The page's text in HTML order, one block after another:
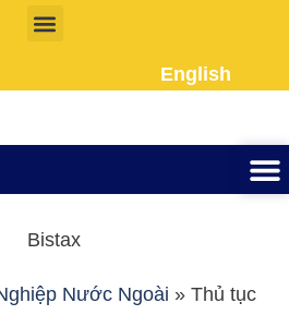
English
Nước Ngoài » Thủ tục